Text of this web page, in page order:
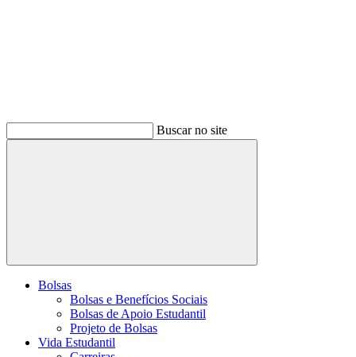
Buscar no site
Buscar
Bolsas
Bolsas e Benefícios Sociais
Bolsas de Apoio Estudantil
Projeto de Bolsas
Vida Estudantil